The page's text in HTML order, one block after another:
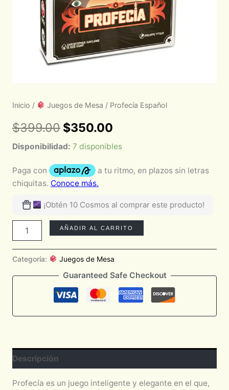
Inicio / Juegos de Mesa / Profecía Español
$399.00 $350.00
Disponibilidad: 7 disponibles
¡Obtén 10 Cosmos al comprar este producto!
AÑADIR AL CARRITO
Categoría: Juegos de Mesa
Guaranteed Safe Checkout
Descripción
Profecía es un juego inteligente y elegante en el que,